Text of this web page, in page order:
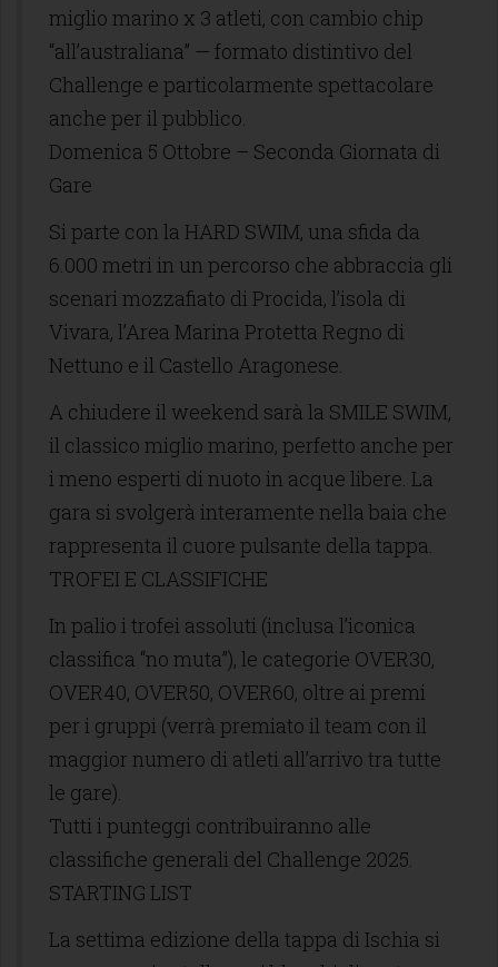
miglio marino x 3 atleti, con cambio chip
“all’australiana” — formato distintivo del
Challenge e particolarmente spettacolare
anche per il pubblico.
Domenica 5 Ottobre – Seconda Giornata di
Gare
Si parte con la HARD SWIM, una sfida da
6.000 metri in un percorso che abbraccia gli
scenari mozzafiato di Procida, l’isola di
Vivara, l’Area Marina Protetta Regno di
Nettuno e il Castello Aragonese.
A chiudere il weekend sarà la SMILE SWIM,
il classico miglio marino, perfetto anche per
i meno esperti di nuoto in acque libere. La
gara si svolgerà interamente nella baia che
rappresenta il cuore pulsante della tappa.
TROFEI E CLASSIFICHE
In palio i trofei assoluti (inclusa l’iconica
classifica “no muta”), le categorie OVER30,
OVER40, OVER50, OVER60, oltre ai premi
per i gruppi (verrà premiato il team con il
maggior numero di atleti all’arrivo tra tutte
le gare).
Tutti i punteggi contribuiranno alle
classifiche generali del Challenge 2025.
STARTING LIST
La settima edizione della tappa di Ischia si